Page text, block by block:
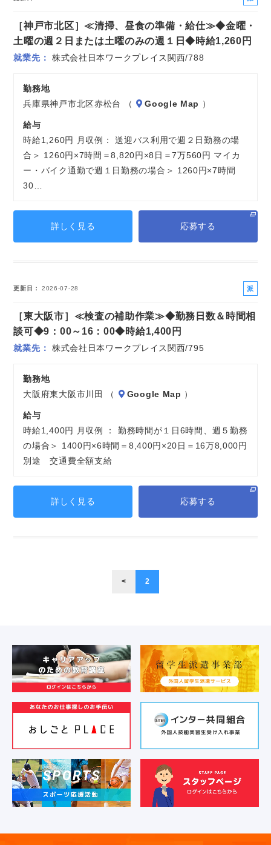
社
員
［神戸市北区］≪清掃、昼食の準備・給仕≫◆金曜・
土曜の週２日または土曜のみの週１日◆時給1,260円
就業先 株式会社日本ワークプレイス関西/788
勤務地
兵庫県神戸市北区赤松台 （
Google Map ）
給与
時給1,260円 月収例： 送迎バス利用で週２日勤務の場
合＞ 1260円×7時間＝8,820円×8日＝7万560円 マイカ
ー・バイク通勤で週１日勤務の場合＞ 1260円×7時間
30…
詳しく見る 応募する
更新日 2026-07-28
派
社
［東大阪市］≪検査の補助作業≫◆勤務日数＆時間相
談可◆9：00～16：00◆時給1,400円
就業先 株式会社日本ワークプレイス関西/795
勤務地
大阪府東大阪市川田 （
Google Map ）
給与
時給1,400円 月収例 ： 勤務時間が１日6時間、週５勤務
の場合＞ 1400円×6時間＝8,400円×20日＝16万8,000円
別途 交通費全額支給
詳しく見る 応募する
< 2